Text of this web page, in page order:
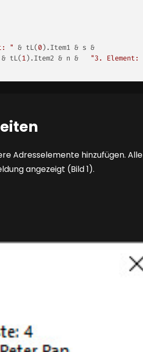
" & tL(0).Item1 & s &
tL(1).Item2 & n &
"3. Element:
Adresselemente hinzufügen. Alle
angezeigt (Bild 1).